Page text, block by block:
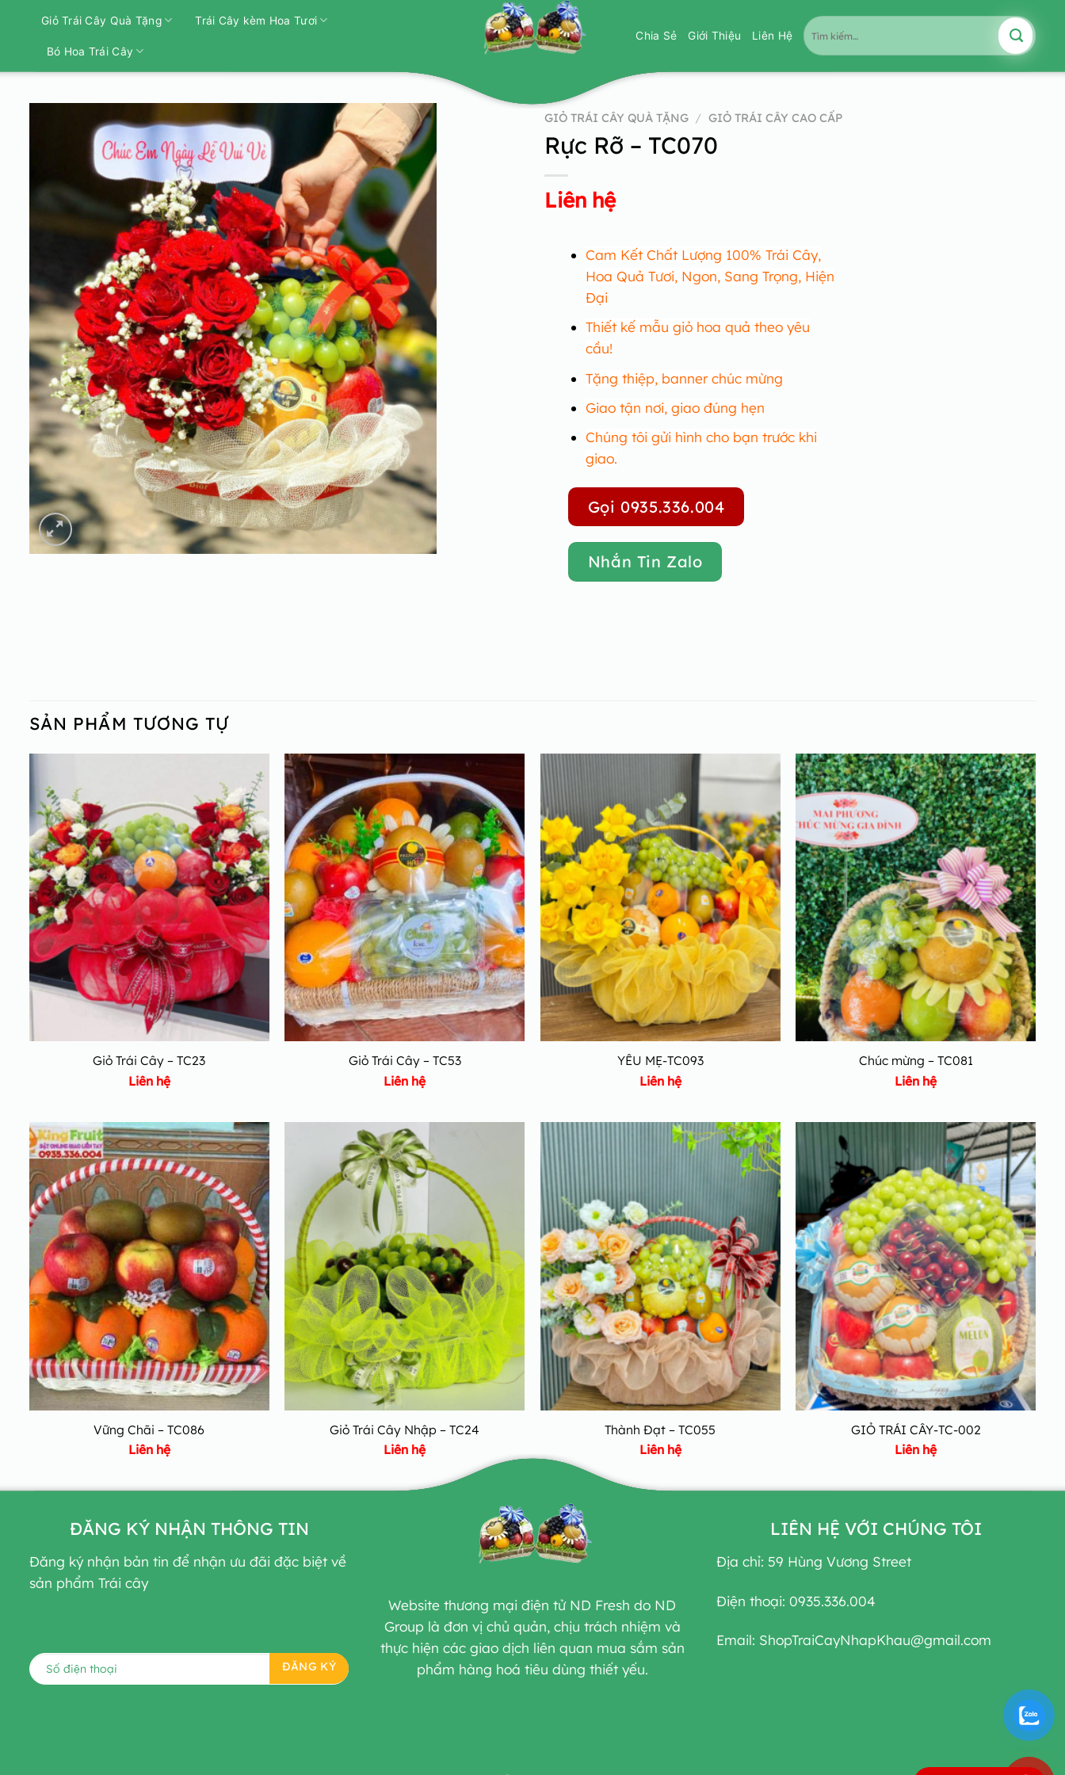
dung
Giỏ Trái Cây Quà Tặng Trái Cây kèm Hoa Tươi
Bó Hoa Trái Cây
Chia Sẻ Giới Thiệu Liên Hệ
Tìm
kiếm:
GIỎ TRÁI CÂY QUÀ TẶNG / GIỎ TRÁI CÂY CAO CẤP
Rực Rỡ – TC070
Liên hệ
Cam Kết Chất Lượng 100% Trái Cây,
Hoa Quả Tươi, Ngon, Sang Trọng, Hiện
Đại
Thiết kế mẫu giỏ hoa quả theo yêu
cầu!
Tặng thiệp, banner chúc mừng
Giao tận nơi, giao đúng hẹn
Chúng tôi gửi hình cho bạn trước khi
giao.
Gọi 0935.336.004
Nhắn Tin Zalo
SẢN PHẨM TƯƠNG TỰ
Giỏ Trái Cây – TC23
Liên hệ
Giỏ Trái Cây – TC53
Liên hệ
YÊU MẸ-TC093
Liên hệ
Chúc mừng – TC081
Liên hệ
Vững Chãi – TC086
Liên hệ
Giỏ Trái Cây Nhập – TC24
Liên hệ
Thành Đạt – TC055
Liên hệ
GIỎ TRÁI CÂY-TC-002
Liên hệ
ĐĂNG KÝ NHẬN THÔNG TIN
Đăng ký nhận bản tin để nhận ưu đãi đặc biệt về
sản phẩm Trái cây
Website thương mại điện tử ND Fresh do ND
Group là đơn vị chủ quản, chịu trách nhiệm và
thực hiện các giao dịch liên quan mua sắm sản
phẩm hàng hoá tiêu dùng thiết yếu.
LIÊN HỆ VỚI CHÚNG TÔI
Địa chỉ: 59 Hùng Vương Street
Điện thoại: 0935.336.004
Email: ShopTraiCayNhapKhau@gmail.com